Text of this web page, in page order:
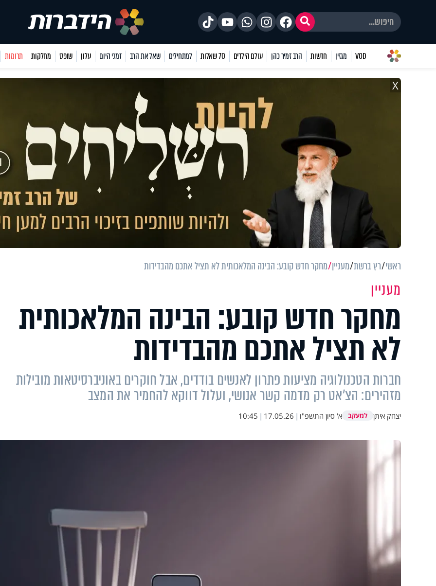
VOD מגזין חדשות הרב זמיר כהן עולם הילדים 70 שאלות למתחילים שאל את הרב זמני היום עלון שופס מחלקות תרומות
X
ראשי רץ ברשת מעניין מחקר חדש קובע: הבינה המלאכותית לא תציל אתכם מהבדידות
מעניין
מחקר חדש קובע: הבינה המלאכותית
לא תציל אתכם מהבדידות
חברות הטכנולוגיה מציעות פתרון לאנשים בודדים, אבל חוקרים באוניברסיטאות מובילות
מזהירים: הצ'אט רק מדמה קשר אנושי, ועלול דווקא להחמיר את המצב
יצחק איתן למעקב א' סיון התשפ"ו |
17.05.26
|
10:45